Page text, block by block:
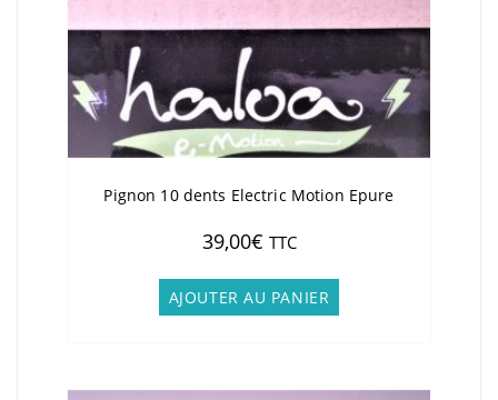
Pignon 10 dents Electric Motion Epure
39,00€ TTC
AJOUTER AU PANIER